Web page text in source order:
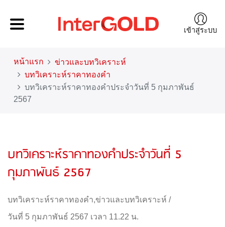
เข้าสู่ระบบ
หน้าแรก
ข่าวและบทวิเคราะห์
บทวิเคราะห์ราคาทองคำ
บทวิเคราะห์ราคาทองคำประจำวันที่ 5 กุมภาพันธ์
2567
บทวิเคราะห์ราคาทองคำประจำวันที่ 5
กุมภาพันธ์ 2567
บทวิเคราะห์ราคาทองคำ,ข่าวและบทวิเคราะห์ /
วันที่ 5 กุมภาพันธ์ 2567 เวลา 11.22 น.